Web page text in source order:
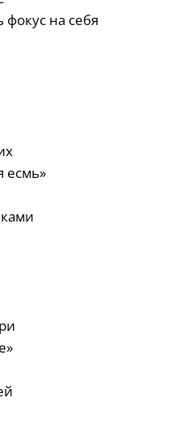
на себя
есмь»